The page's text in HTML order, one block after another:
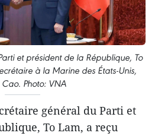
et président de la République, To
à la Marine des États-Unis,
Photo: VNA
général du Parti et
To Lam, a reçu